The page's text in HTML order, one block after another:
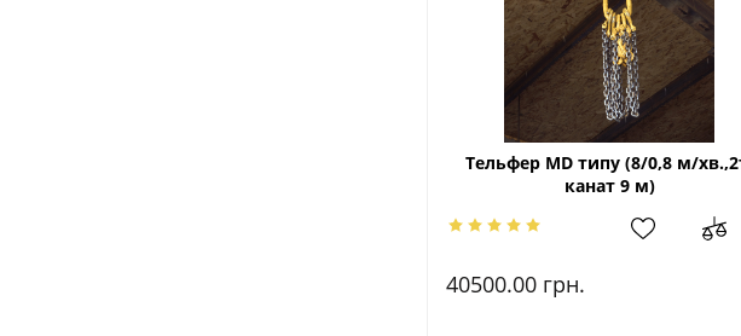
Тельфер МD типу (8/0,8 м/
канат 9 м)
40500.00 грн.